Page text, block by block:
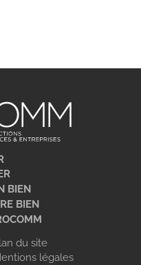
BIEN
BIEN
du site
légales